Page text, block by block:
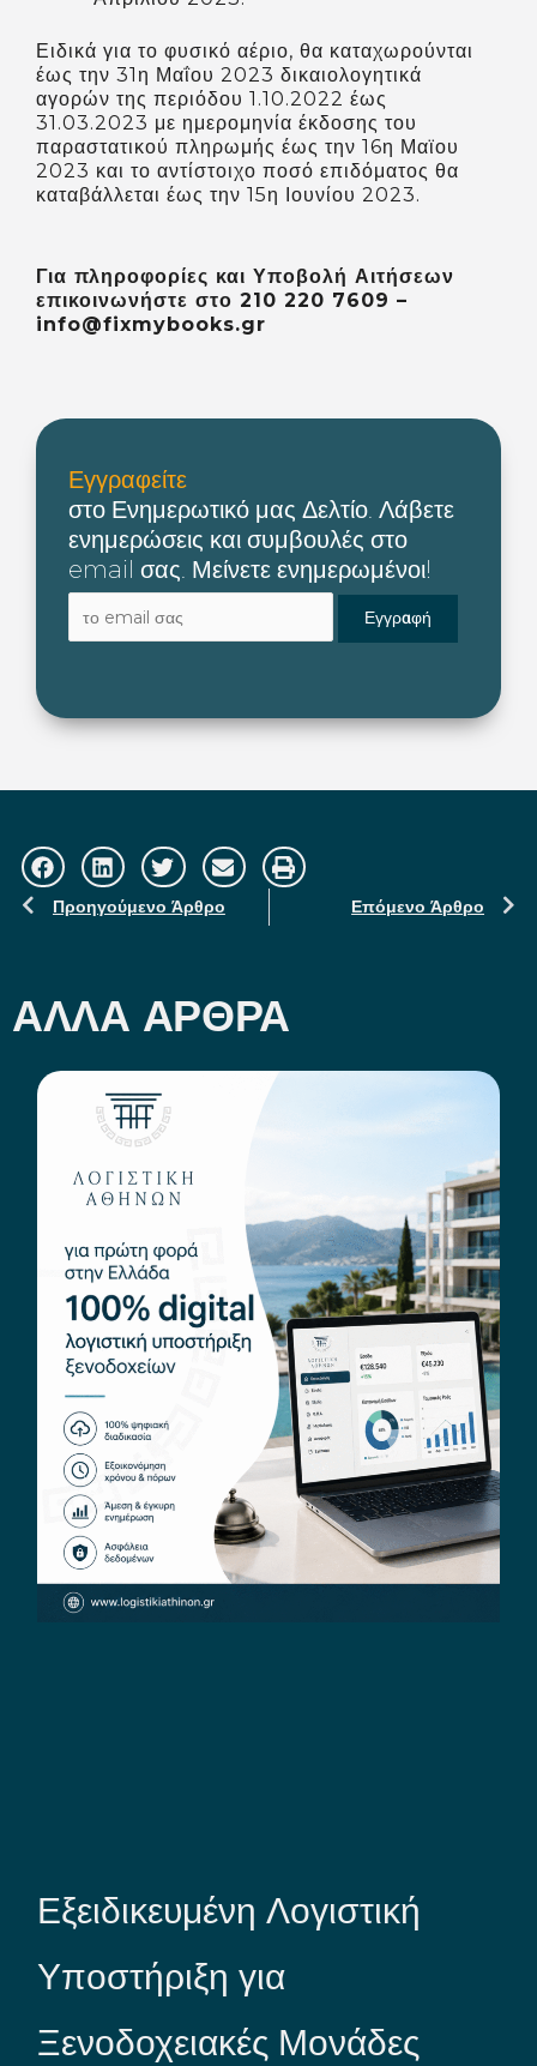
Ειδικά για το φυσικό αέριο, θα καταχωρούνται
έως την 31η Μαΐου 2023 δικαιολογητικά
αγορών της περιόδου 1.10.2022 έως
31.03.2023 με ημερομηνία έκδοσης του
παραστατικού πληρωμής έως την 16η Μαϊου
2023 και το αντίστοιχο ποσό επιδόματος θα
καταβάλλεται έως την 15η Ιουνίου 2023.
Για πληροφορίες και Υποβολή Αιτήσεων
επικοινωνήστε στο 210 220 7609 –
info@fixmybooks.gr
Εγγραφείτε
στο Ενημερωτικό μας Δελτίο. Λάβετε
ενημερώσεις και συμβουλές στο
email σας. Μείνετε ενημερωμένοι!
Prev
Προηγούμενο Άρθρο Επόμενο Άρθρο
ΆΛΛΑ ΑΡΘΡΑ
Εξειδικευμένη Λογιστική
Υποστήριξη για
Ξενοδοχειακές Μονάδες